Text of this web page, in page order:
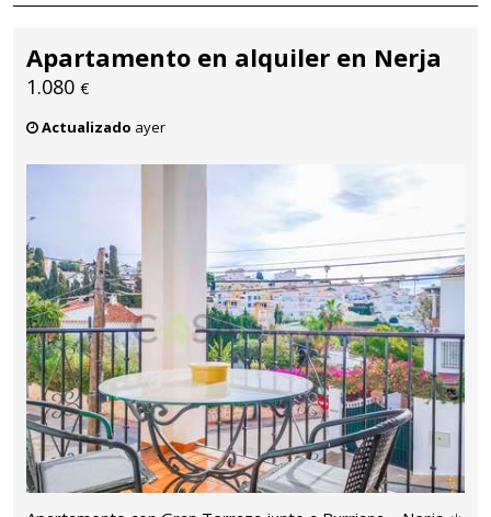
Apartamento en alquiler en Nerja
1.080 €
Actualizado ayer